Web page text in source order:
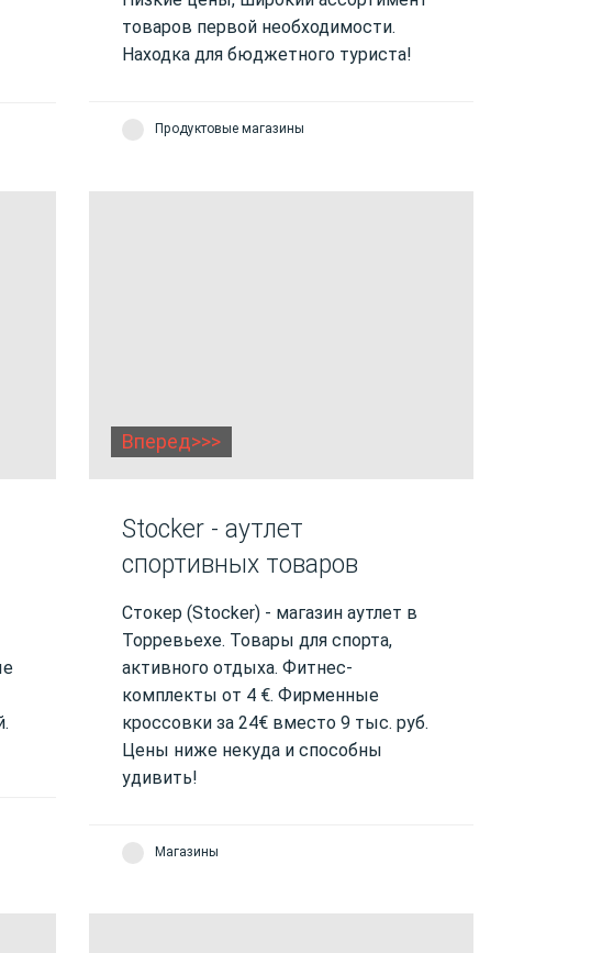
товаров первой необходимости.
Находка для бюджетного туриста!
Продуктовые магазины
Вперед>>>
Stocker - аутлет
спортивных товаров
Стокер (Stocker) - магазин аутлет в
Торревьехе. Товары для спорта,
активного отдыха. Фитнес-
комплекты от 4 €. Фирменные
кроссовки за 24€ вместо 9 тыс. руб.
Цены ниже некуда и способны
удивить!
Магазины